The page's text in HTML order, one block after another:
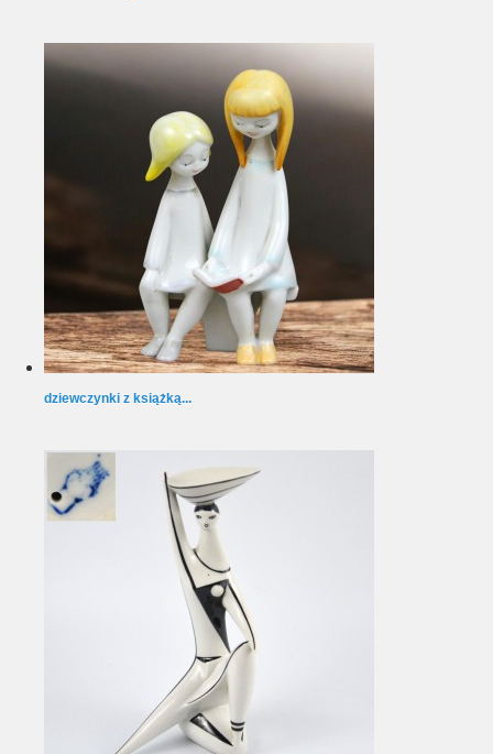
dziewczynki z książką...